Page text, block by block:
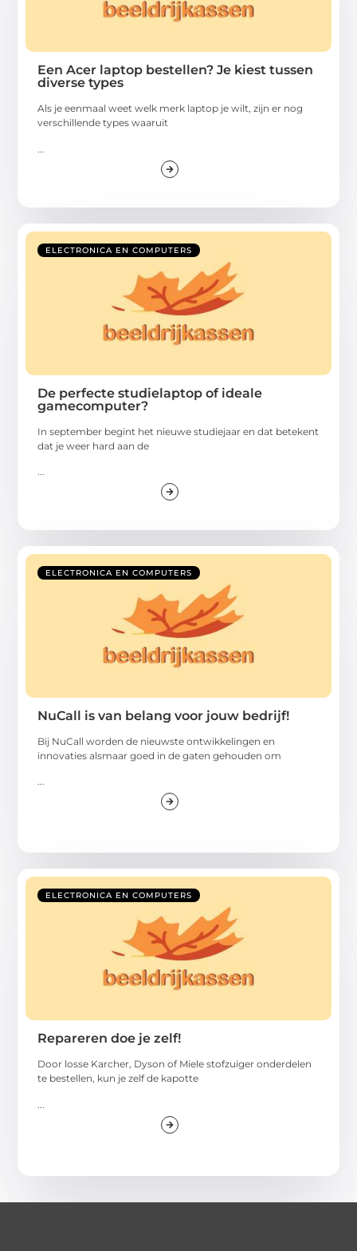
Een Acer laptop bestellen? Je kiest tussen
diverse types
Als je eenmaal weet welk merk laptop je wilt, zijn er nog
verschillende types waaruit
ELECTRONICA EN COMPUTERS
De perfecte studielaptop of ideale
gamecomputer?
In september begint het nieuwe studiejaar en dat betekent
dat je weer hard aan de
ELECTRONICA EN COMPUTERS
NuCall is van belang voor jouw bedrijf!
Bij NuCall worden de nieuwste ontwikkelingen en
innovaties alsmaar goed in de gaten gehouden om
...
ELECTRONICA EN COMPUTERS
Repareren doe je zelf!
Door losse Karcher, Dyson of Miele stofzuiger onderdelen
te bestellen, kun je zelf de kapotte